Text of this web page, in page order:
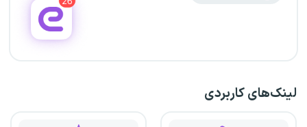
لینک‌های کاربردی